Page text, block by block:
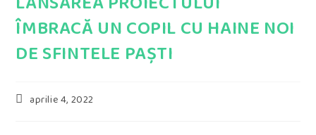
ÎMBRACĂ UN COPIL CU HAINE NOI
DE SFINTELE PAȘTI
Postaprilie 4, 2022